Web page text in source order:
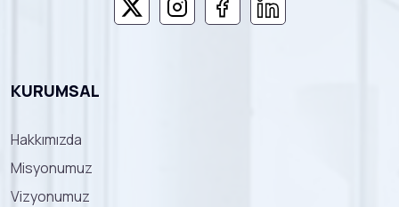
KURUMSAL
Hakkımızda
Misyonumuz
Vizyonumuz